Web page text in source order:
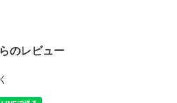
のレビュー